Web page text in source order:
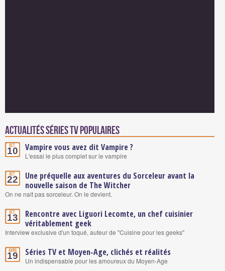
Actualités Séries TV populaires
Oct.
10 Vampire vous avez dit Vampire ?
L'essai le plus complet sur le vampire
Oct.
22
Une préquelle aux aventures du Sorceleur avant la
nouvelle saison de The Witcher
On ne naît pas sorceleur. On le devient.
Oct.
13
Rencontre avec Liguori Lecomte, un chef cuisinier
véritablement geek
Interview exclusive d'un toqué, auteur de "Cuisine pour les geeks"
Avril
19 Séries TV et Moyen-Age, clichés et réalités
Un indispensable pour les amoureux du Moyen-Age